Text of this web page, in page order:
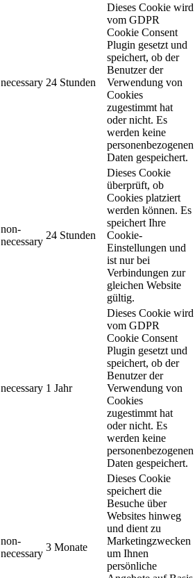
necessary 24 Stunden
Dieses Cookie wird
vom GDPR
Cookie Consent
Plugin gesetzt und
speichert, ob der
Benutzer der
Verwendung von
Cookies
zugestimmt hat
oder nicht. Es
werden keine
personenbezogenen
Daten gespeichert.
non-
necessary
24 Stunden
Dieses Cookie
überprüft, ob
Cookies platziert
werden können. Es
speichert Ihre
Cookie-
Einstellungen und
ist nur bei
Verbindungen zur
gleichen Website
gültig.
necessary 1 Jahr
Dieses Cookie wird
vom GDPR
Cookie Consent
Plugin gesetzt und
speichert, ob der
Benutzer der
Verwendung von
Cookies
zugestimmt hat
oder nicht. Es
werden keine
personenbezogenen
Daten gespeichert.
non-
necessary
3 Monate
Dieses Cookie
speichert die
Besuche über
Websites hinweg
und dient zu
Marketingzwecken
um Ihnen
persönliche